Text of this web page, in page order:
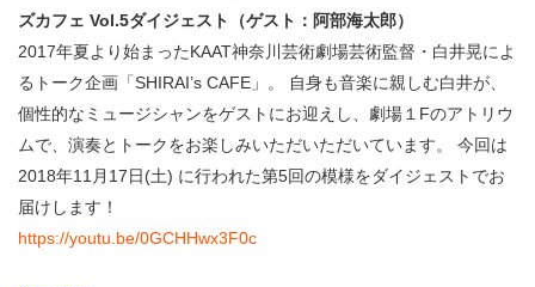
ズカフェ Vol.5ダイジェスト（ゲスト：阿部海太郎）
2017年夏より始まったKAAT神奈川芸術劇場芸術監督・白井晃によ
るトーク企画「SHIRAI’s CAFE」。 自身も音楽に親しむ白井が、
個性的なミュージシャンをゲストにお迎えし、劇場１Fのアトリウ
ムで、演奏とトークをお楽しみいただいただいています。 今回は
2018年11月17日(土) に行われた第5回の模様をダイジェストでお
届けします！
https://youtu.be/0GCHHwx3F0c